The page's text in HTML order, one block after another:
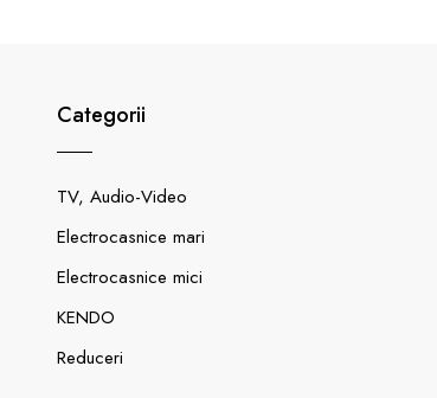
Categorii
TV, Audio-Video
Electrocasnice mari
Electrocasnice mici
KENDO
Reduceri